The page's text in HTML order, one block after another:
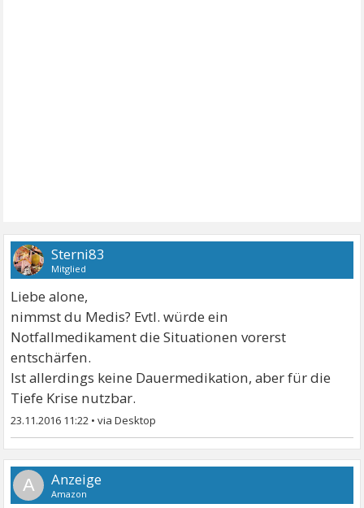
Sterni83
Mitglied
Liebe alone,
nimmst du Medis? Evtl. würde ein
Notfallmedikament die Situationen vorerst
entschärfen.
Ist allerdings keine Dauermedikation, aber für die
Tiefe Krise nutzbar.
23.11.2016 11:22 •
A